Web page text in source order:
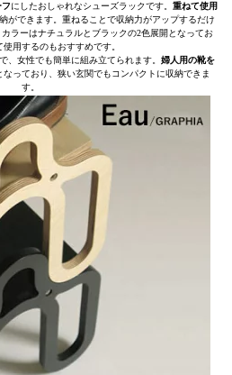
にしたおしゃれなシューズラックです。 重ねて使用
ができます。重ねることで収納力がアップするだけ
ラーはナチュラルとブラックの2色展開となってお
使用するのもおすすめです。
、女性でも簡単に組み立てられます。 婦人用の靴を
なっており、狭い玄関でもコンパクトに収納できま
す。